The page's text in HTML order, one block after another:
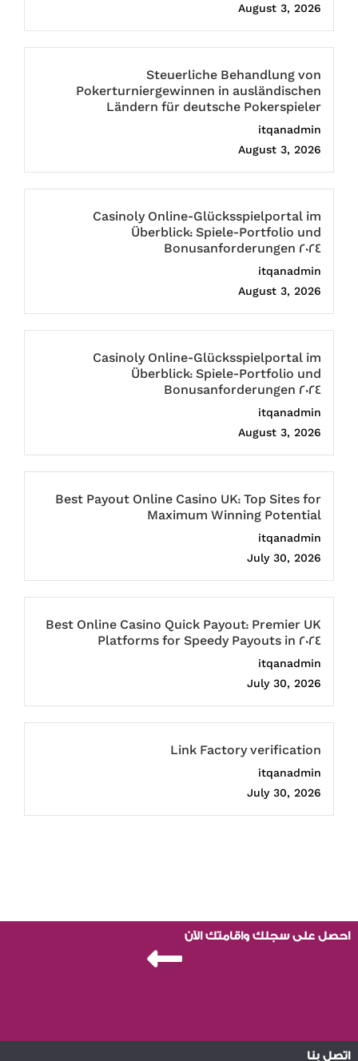
August 3, 2026
Steuerliche Behandlung von
Pokerturniergewinnen in ausländischen
Ländern für deutsche Pokerspieler
itqanadmin
August 3, 2026
Casinoly Online-Glücksspielportal im
Überblick: Spiele-Portfolio und
Bonusanforderungen 2024
itqanadmin
August 3, 2026
Casinoly Online-Glücksspielportal im
Überblick: Spiele-Portfolio und
Bonusanforderungen 2024
itqanadmin
August 3, 2026
Best Payout Online Casino UK: Top Sites for
Maximum Winning Potential
itqanadmin
July 30, 2026
Best Online Casino Quick Payout: Premier UK
Platforms for Speedy Payouts in 2024
itqanadmin
July 30, 2026
Link Factory verification
itqanadmin
July 30, 2026
احصل على سجلك واقامتك الآن
اتصل بنا